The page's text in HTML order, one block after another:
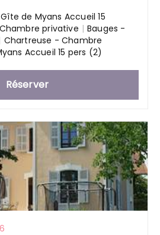
Gîte de Myans Accueil 15
privative | Bauges -
Chartreuse - Chambre
Accueil 15 pers (2)
Réserver